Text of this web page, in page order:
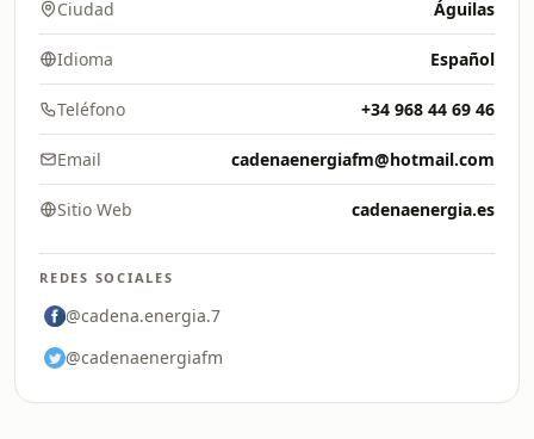
Ciudad Águilas
Idioma Español
Teléfono +34 968 44 69 46
Email cadenaenergiafm@hotmail.com
Sitio Web cadenaenergia.es
REDES SOCIALES
@cadena.energia.7
@cadenaenergiafm